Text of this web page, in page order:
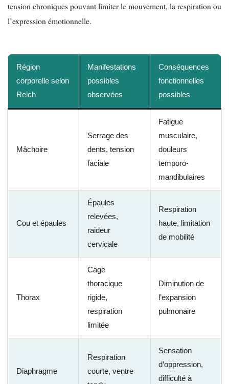
tension chroniques pouvant limiter le mouvement, la respiration ou
l’expression émotionnelle.
Région
corporelle selon
Reich
Manifestations
possibles
observées
Conséquences
fonctionnelles
possibles
Mâchoire
Serrage des
dents, tension
faciale
Fatigue
musculaire,
douleurs
temporo-
mandibulaires
Cou et épaules
Épaules
relevées,
raideur
cervicale
Respiration
haute, limitation
de mobilité
Thorax
Cage
thoracique
rigide,
respiration
limitée
Diminution de
l’expansion
pulmonaire
Diaphragme
Respiration
courte, ventre
Sensation
d’oppression,
difficulté à